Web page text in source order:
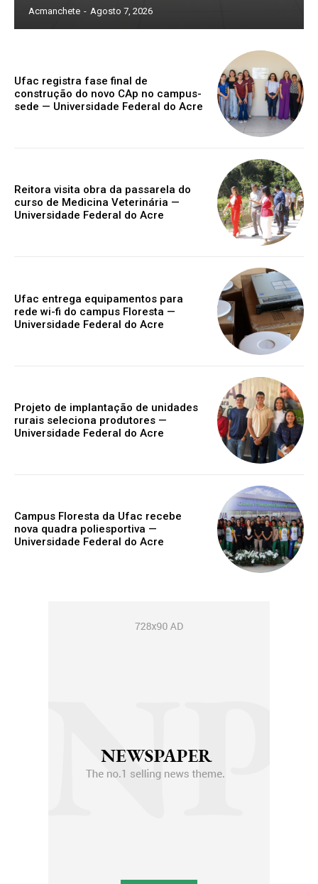
Acmanchete - Agosto 7, 2026
Ufac registra fase final de
construção do novo CAp no campus-
sede — Universidade Federal do Acre
Reitora visita obra da passarela do
curso de Medicina Veterinária —
Universidade Federal do Acre
Ufac entrega equipamentos para
rede wi-fi do campus Floresta —
Universidade Federal do Acre
Projeto de implantação de unidades
rurais seleciona produtores —
Universidade Federal do Acre
Campus Floresta da Ufac recebe
nova quadra poliesportiva —
Universidade Federal do Acre